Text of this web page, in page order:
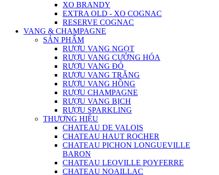
XO BRANDY
EXTRA OLD - XO COGNAC
RESERVE COGNAC
VANG & CHAMPAGNE
SẢN PHẨM
RƯỢU VANG NGỌT
RƯỢU VANG CƯỜNG HÓA
RƯỢU VANG ĐỎ
RƯỢU VANG TRẮNG
RƯỢU VANG HỒNG
RƯỢU CHAMPAGNE
RƯỢU VANG BỊCH
RƯỢU SPARKLING
THƯƠNG HIỆU
CHATEAU DE VALOIS
CHATEAU HAUT ROCHER
CHATEAU PICHON LONGUEVILLE
BARON
CHATEAU LEOVILLE POYFERRE
CHATEAU NOAILLAC